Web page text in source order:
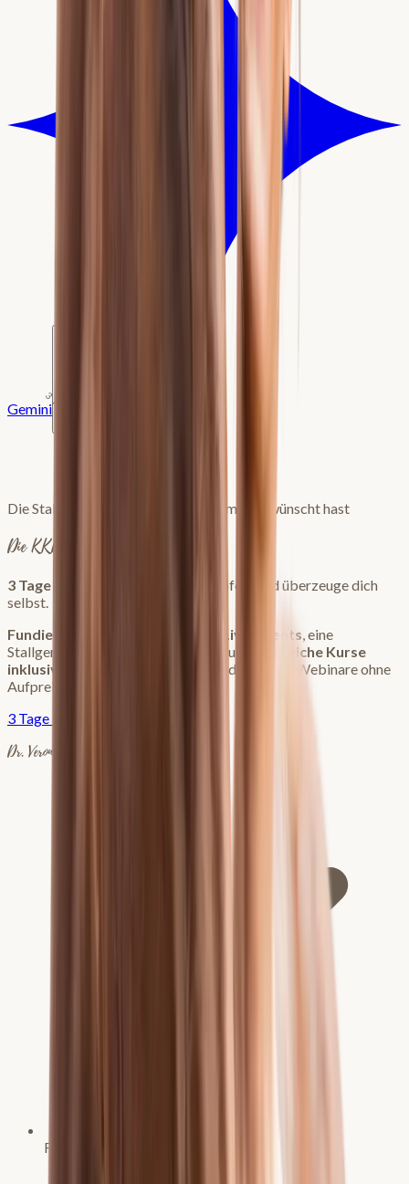
Gemini3 Tage gratis
Die Stallgemeinschaft, die du dir immer gewünscht hast
Die KKP Welt
3 Tage kostenlos testen
, starte sofort und überzeuge dich
selbst.
Fundiertes Wissen
Live-Events, eine
Stallgemeinschaft die dich versteht und
zahlreiche Kurse
inklusive
und alle KKP Webinare ohne
Aufpreis.
3 Tage kostenlos testen
Dr. Veronika Klein
Fachtierärztin für Pferde